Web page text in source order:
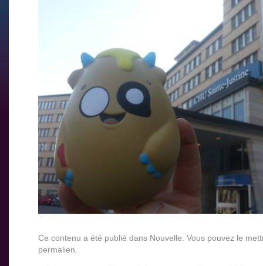
Ce contenu a été publié dans Nouvelle . Vous pouvez le
permalien